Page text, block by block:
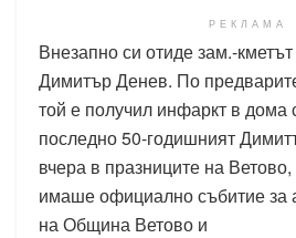
РЕКЛАМА
Внезапно си отиде зам.-
Димитър Денев. По
той е получил инфаркт в дома
последно 50-годишният
вчера в празниците на
имаше официално събитие за
на Община Ветово и